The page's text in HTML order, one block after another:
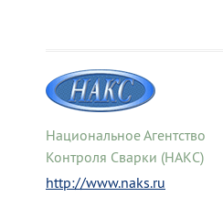
Национальное Агентство
Контроля Сварки (НАКС)
http://www.naks.ru